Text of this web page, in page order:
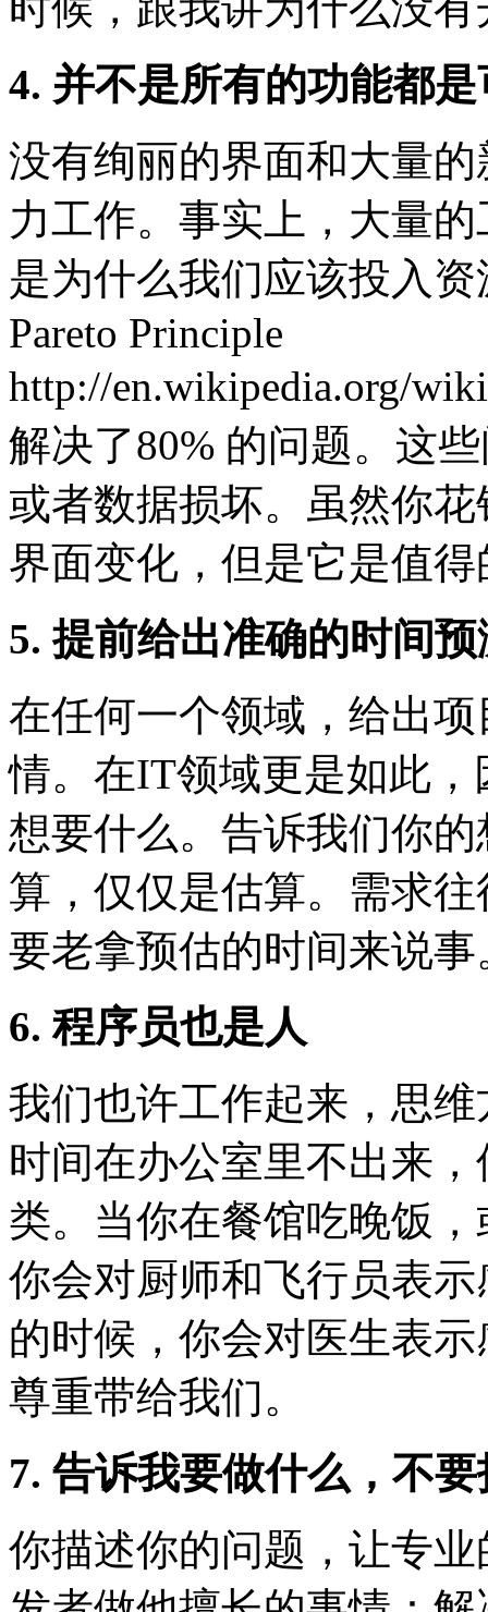
4. 并不是所有的功能都
没有绚丽的界面和大量
力工作。事实上，大量
是为什么我们应该投入
Pareto Principle
http://en.wikipedia.org/
解决了80% 的问题。这
或者数据损坏。虽然你
界面变化，但是它是值得
5. 提前给出准确的时间
在任何一个领域，给出
情。在IT领域更是如此
想要什么。告诉我们你
算，仅仅是估算。需求
要老拿预估的时间来说事
6. 程序员也是人
我们也许工作起来，思
时间在办公室里不出来
类。当你在餐馆吃晚饭
你会对厨师和飞行员表
的时候，你会对医生表
尊重带给我们。
7. 告诉我要做什么，不
你描述你的问题，让专